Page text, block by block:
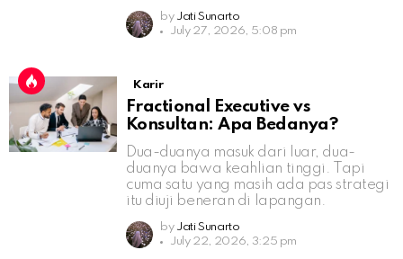
by Jati Sunarto
July 27, 2026, 5:08 pm
Karir
Fractional Executive vs
Konsultan: Apa Bedanya?
Dua-duanya masuk dari luar, dua-
duanya bawa keahlian tinggi. Tapi
cuma satu yang masih ada pas strategi
itu diuji beneran di lapangan.
by Jati Sunarto
July 22, 2026, 3:25 pm